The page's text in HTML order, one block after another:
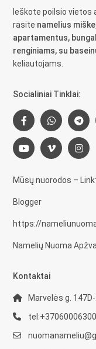
Ieškote poilsio
rasite namelius
apartamentus,
renginiams, su
keliautojams.
Socialiniai Tinklai:
Mūsų nuorodos –
Blogger
https://
Namelių Nuoma
Kontaktai
Marvelės g.
tel:+37060006300